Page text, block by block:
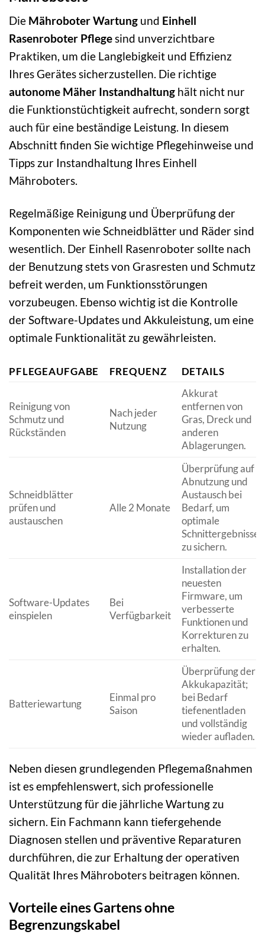
Die Mähroboter Wartung und Einhell
Rasenroboter Pflegesind unverzichtbare
Praktiken, um die Langlebigkeit und Effizienz
Ihres Gerätes sicherzustellen. Die richtige
autonome Mäher Instandhaltung hält nicht nur
die Funktionstüchtigkeit aufrecht, sondern sorgt
auch für eine beständige Leistung. In diesem
Abschnitt finden Sie wichtige Pflegehinweise und
Tipps zur Instandhaltung Ihres Einhell
Mähroboters.
Regelmäßige Reinigung und Überprüfung der
Komponenten wie Schneidblätter und Räder sind
wesentlich. Der Einhell Rasenroboter sollte nach
der Benutzung stets von Grasresten und Schmutz
befreit werden, um Funktionsstörungen
vorzubeugen. Ebenso wichtig ist die Kontrolle
der Software-Updates und Akkuleistung, um eine
optimale Funktionalität zu gewährleisten.
PFLEGEAUFGABE FREQUENZ DETAILS
Reinigung von
Schmutz und
Rückständen
Nach jeder
Nutzung
Akkurat
entfernen von
Gras, Dreck und
anderen
Ablagerungen.
Schneidblätter
prüfen und
austauschen
Alle 2 Monate
Überprüfung auf
Abnutzung und
Austausch bei
Bedarf, um
optimale
Schnittergebnisse
zu sichern.
Software-Updates
einspielen
Bei
Verfügbarkeit
Installation der
neuesten
Firmware, um
verbesserte
Funktionen und
Korrekturen zu
erhalten.
Batteriewartung
Einmal pro
Saison
Überprüfung der
Akkukapazität;
bei Bedarf
tiefenentladen
und vollständig
wieder aufladen.
Neben diesen grundlegenden Pflegemaßnahmen
ist es empfehlenswert, sich professionelle
Unterstützung für die jährliche Wartung zu
sichern. Ein Fachmann kann tiefergehende
Diagnosen stellen und präventive Reparaturen
durchführen, die zur Erhaltung der operativen
Qualität Ihres Mähroboters beitragen können.
Vorteile eines Gartens ohne
Begrenzungskabel